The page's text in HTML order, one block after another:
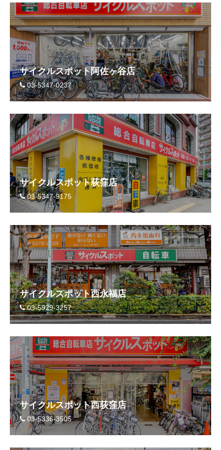
サイクルスポット阿佐ヶ谷店
03-5347-0237
サイクルスポット荻窪店
03-5347-9175
サイクルスポット西永福店
03-5929-3257
サイクルスポット西荻窪店
03-5336-3505